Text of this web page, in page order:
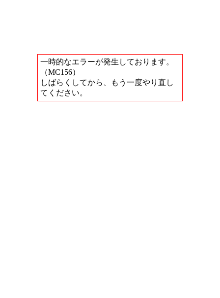
一時的なエラーが発生しております。
（MC156）
しばらくしてから、もう一度やり直し
てください。